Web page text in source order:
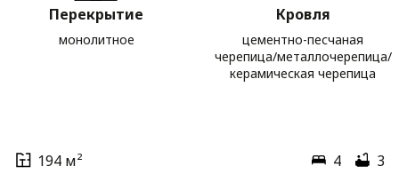
Перекрытие
монолитное
Кровля
цементно-песчаная
черепица/металлочерепица/
керамическая черепица
194 м² 4 3